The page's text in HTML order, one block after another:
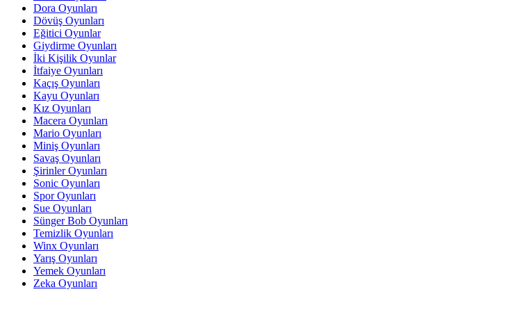
Dora Oyunları
Dövüş Oyunları
Eğitici Oyunlar
Giydirme Oyunları
İki Kişilik Oyunlar
İtfaiye Oyunları
Kaçış Oyunları
Kayu Oyunları
Kız Oyunları
Macera Oyunları
Mario Oyunları
Miniş Oyunları
Savaş Oyunları
Şirinler Oyunları
Sonic Oyunları
Spor Oyunları
Sue Oyunları
Sünger Bob Oyunları
Temizlik Oyunları
Winx Oyunları
Yarış Oyunları
Yemek Oyunları
Zeka Oyunları